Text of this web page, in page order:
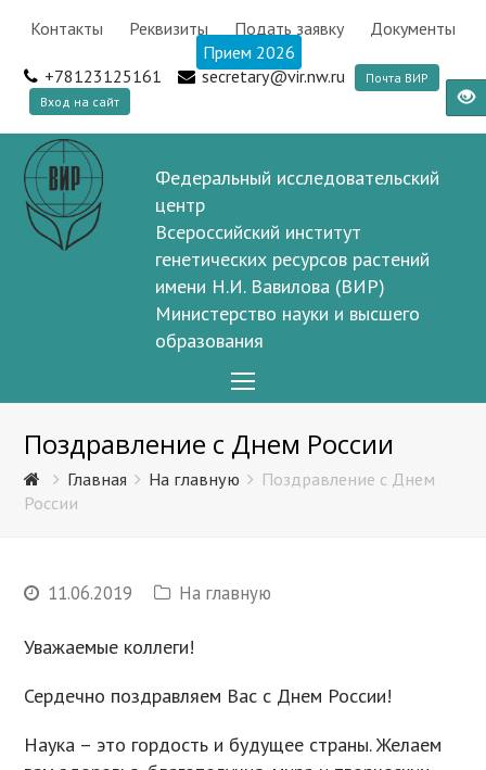
Контакты Реквизиты Подать заявку
Документы
Прием 2026
+78123125161
secretary@vir.nw.ru
Почта ВИР
Вход на сайт
Федеральный исследовательский
центр
Всероссийский институт
генетических ресурсов растений
имени Н.И. Вавилова (ВИР)
Министерство науки и высшего
образования
Menu
Поздравление с Днем России
Главная На главную
Поздравление с Днем
России
11.06.2019 На главную
Уважаемые коллеги!
Сердечно поздравляем Вас с Днем России!
Наука – это гордость и будущее страны. Желаем